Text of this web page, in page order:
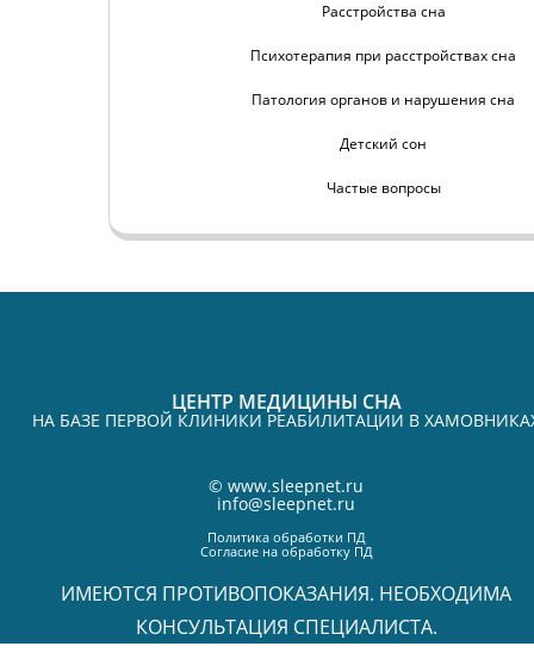
Расстройства сна
Психотерапия при расстройствах сна
Патология органов и нарушения сна
Детский сон
Частые вопросы
ЦЕНТР МЕДИЦИНЫ СНА
НА БАЗЕ ПЕРВОЙ КЛИНИКИ РЕАБИЛИТАЦИИ В
© www.sleepnet.ru
info@sleepnet.ru
Политика обработки ПД
Согласие на обработку ПД
ИМЕЮТСЯ ПРОТИВОПОКАЗАНИЯ. НЕОБХОДИМА
КОНСУЛЬТАЦИЯ СПЕЦИАЛИСТА.